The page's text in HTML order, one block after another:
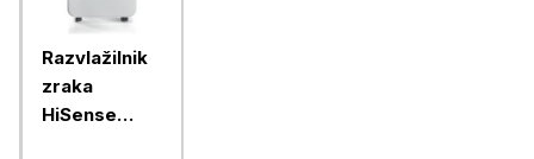
Razvlažilnik
zraka
HiSense